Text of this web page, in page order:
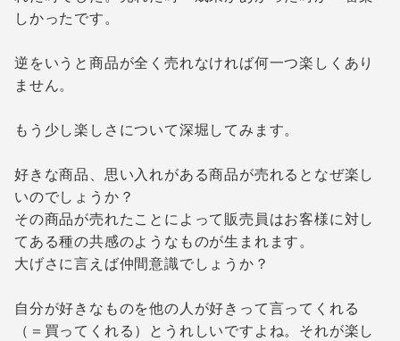
しかったです。
逆をいうと商品が全く売れなければ何一つ楽しくあり
ません。
もう少し楽しさについて深堀してみます。
好きな商品、思い入れがある商品が売れるとなぜ楽し
いのでしょうか？
その商品が売れたことによって販売員はお客様に対し
てある種の共感のようなものが生まれます。
大げさに言えば仲間意識でしょうか？
自分が好きなものを他の人が好きって言ってくれる
（＝買ってくれる）とうれしいですよね。それが楽し